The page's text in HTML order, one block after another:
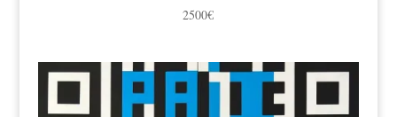
2500€